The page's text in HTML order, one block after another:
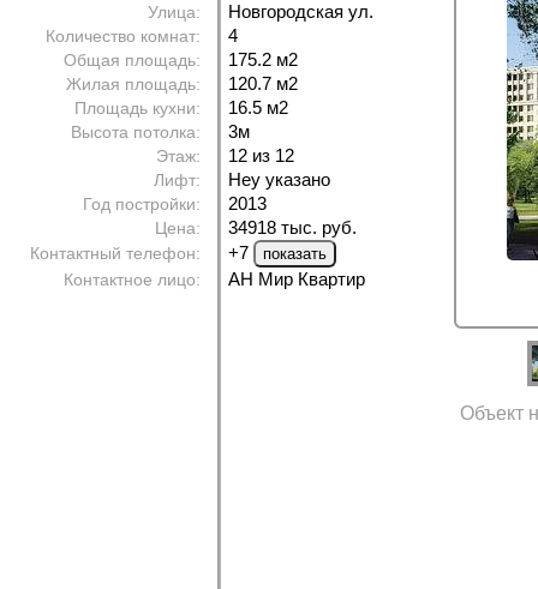
Улица: Новгородская ул.
Количество комнат: 4
Общая площадь: 175.2 м2
Жилая площадь: 120.7 м2
Площадь кухни: 16.5 м2
Высота потолка: 3м
Этаж: 12 из 12
Лифт: Неу указано
Год постройки: 2013
Цена: 34918 тыс. руб.
Контактный телефон: +7
Контактное лицо: АН Мир Квартир
Объект